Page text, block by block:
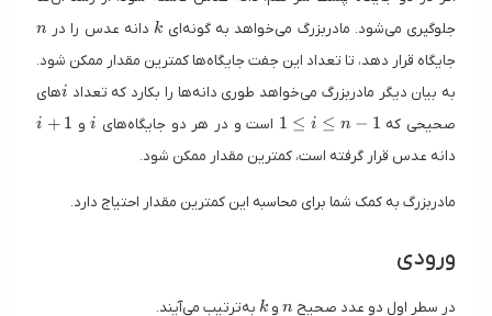
جلوگیری می‌شود. مادربزرگ می‌خواهد به گونه‌ای k
kدانه عدس را در n
جایگاه قرار دهد، تا تعداد این جفت جایگاه‌ها کمترین مقدار ممکن شود.
به بیان دیگر مادربزرگ می‌خواهد طوری دانه‌ها را بکارد که تعداد iهای
صحیحی که
1 \leq i \leq n
1 ≤ i ≤ n − 1 است و در هر دو جایگاه‌های iو
i + 1
i + 1
دانه عدس قرار گرفته است، کمترین مقدار ممکن شود.
مادربزرگ به کمک شما برای محاسبه این کمترین مقدار احتیاج دارد.
ورودی
در سطر اول دو عدد صحیح
n
n وk
k به‌ترتیب می‌آیند.